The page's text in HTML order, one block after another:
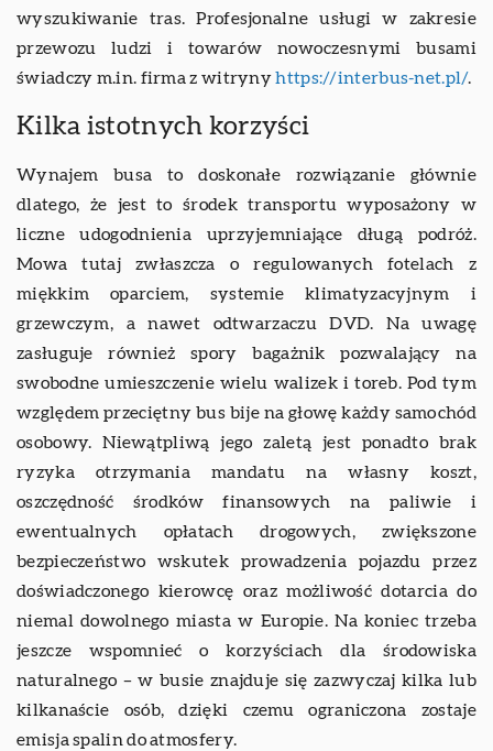
wyszukiwanie tras. Profesjonalne usługi w zakresie
przewozu ludzi i towarów nowoczesnymi busami
świadczy m.in. firma z witrynyhttps://interbus-net.pl/.
Kilka istotnych korzyści
Wynajem busa to doskonałe rozwiązanie głównie
dlatego, że jest to środek transportu wyposażony w
liczne udogodnienia uprzyjemniające długą podróż.
Mowa tutaj zwłaszcza o regulowanych fotelach z
miękkim oparciem, systemie klimatyzacyjnym i
grzewczym, a nawet odtwarzaczu DVD. Na uwagę
zasługuje również spory bagażnik pozwalający na
swobodne umieszczenie wielu walizek i toreb. Pod tym
względem przeciętny bus bije na głowę każdy samochód
osobowy. Niewątpliwą jego zaletą jest ponadto brak
ryzyka otrzymania mandatu na własny koszt,
oszczędność środków finansowych na paliwie i
ewentualnych opłatach drogowych, zwiększone
bezpieczeństwo wskutek prowadzenia pojazdu przez
doświadczonego kierowcę oraz możliwość dotarcia do
niemal dowolnego miasta w Europie. Na koniec trzeba
jeszcze wspomnieć o korzyściach dla środowiska
naturalnego – w busie znajduje się zazwyczaj kilka lub
kilkanaście osób, dzięki czemu ograniczona zostaje
emisja spalin do atmosfery.